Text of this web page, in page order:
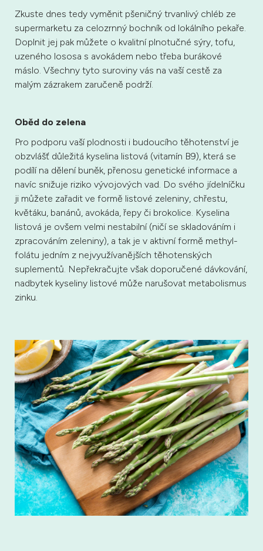
Zkuste dnes tedy vyměnit pšeničný trvanlivý chléb ze
supermarketu za celozrnný bochník od lokálního pekaře.
Doplnit jej pak můžete o kvalitní plnotučné sýry, tofu,
uzeného lososa s avokádem nebo třeba burákové
máslo. Všechny tyto suroviny vás na vaší cestě za
malým zázrakem zaručeně podrží.
Oběd do zelena
Pro podporu vaší plodnosti i budoucího těhotenství je
obzvlášť důležitá kyselina listová (vitamín B9), která se
podílí na dělení buněk, přenosu genetické informace a
navíc snižuje riziko vývojových vad. Do svého jídelníčku
ji můžete zařadit ve formě listové zeleniny, chřestu,
květáku, banánů, avokáda, řepy či brokolice. Kyselina
listová je ovšem velmi nestabilní (ničí se skladováním i
zpracováním zeleniny), a tak je v aktivní formě methyl-
folátu jedním z nejvyužívanějších těhotenských
suplementů. Nepřekračujte však doporučené dávkování,
nadbytek kyseliny listové může narušovat metabolismus
zinku.